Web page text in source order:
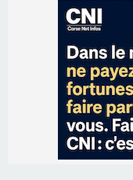
Les brèves
09/08/2026 11:04
Festa di
06/08/2026 15:57
Ucciani –